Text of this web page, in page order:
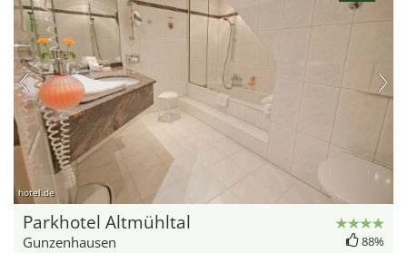
hotel.de
Parkhotel Altmühltal
Gunzenhausen 88%